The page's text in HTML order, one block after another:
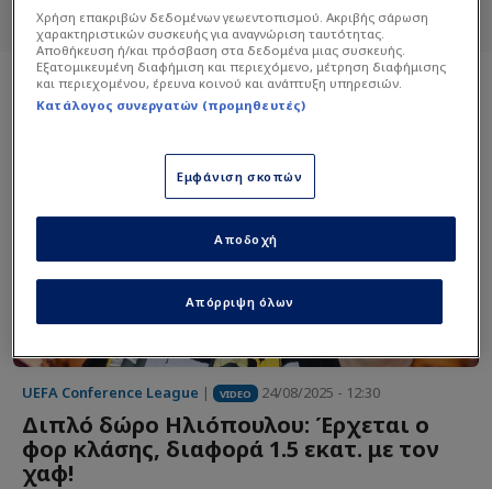
UEFA Conference League | VIDEO 24/08/2025 - 12:30
Διπλό δώρο Ηλιόπουλου: Έρχεται ο
φορ κλάσης, διαφορά 1.5 εκατ. με τον
χαφ!
Χρήση επακριβών δεδομένων γεωεντοπισμού. Ακριβής σάρωση
χαρακτηριστικών συσκευής για αναγνώριση ταυτότητας.
Αποθήκευση ή/και πρόσβαση στα δεδομένα μιας συσκευής.
Εξατομικευμένη διαφήμιση και περιεχόμενο, μέτρηση διαφήμισης
και περιεχομένου, έρευνα κοινού και ανάπτυξη υπηρεσιών.
Κατάλογος συνεργατών (προμηθευτές)
Εμφάνιση σκοπών
Απόρριψη όλων
Αποδοχή